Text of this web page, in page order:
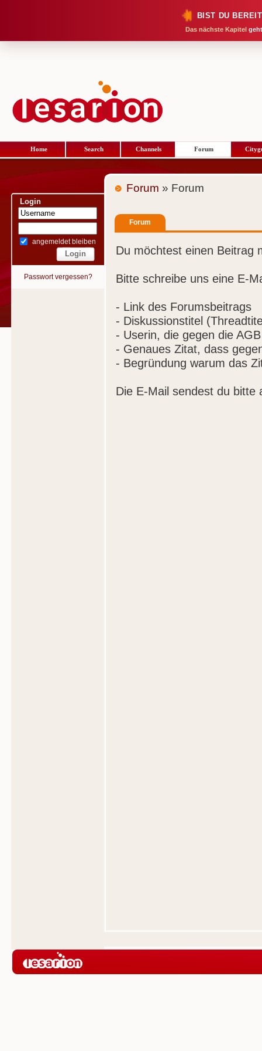
BIST DU
Das nächste Kapitel
Home Search Channels Forum
Login
angemeldet bleiben
Passwort vergessen?
Forum » Forum
Forum
Du möchtest einen Beitrag
Bitte schreibe uns eine E-
- Link des Forumsbeitrags
- Diskussionstitel
- Userin, die gegen die
- Genaues Zitat, dass
- Begründung warum das
Die E-Mail sendest du bitte